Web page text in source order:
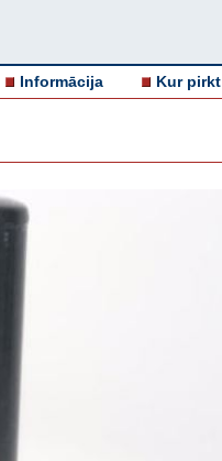
Informācija Kur pirkt